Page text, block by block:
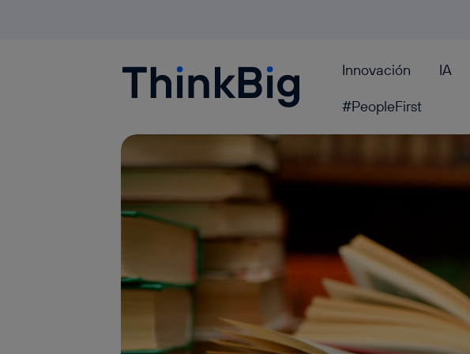
Blogthinkbig.com Innovación IA
#PeopleFirst